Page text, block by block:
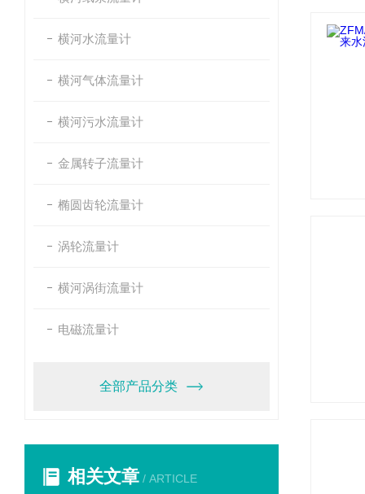
横河水流量计
横河气体流量计
横河污水流量计
金属转子流量计
椭圆齿轮流量计
涡轮流量计
横河涡街流量计
电磁流量计
全部产品分类
相关文章 / ARTICLE